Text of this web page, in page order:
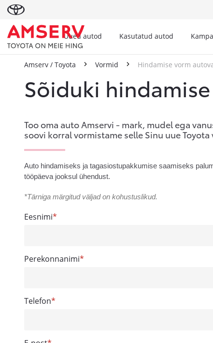
Uued autod Kasutatud autod
Amserv / Toyota Vormid Hindamise vorm
Sõiduki
Too oma auto Amservi - mark, mudel ega
soovi korral vormistame selle Sinu uue
Auto hindamiseks ja tagasiostupakkumise saamiseks
tööpäeva jooksul ühendust.
*Tärniga märgitud väljad on kohustuslikud.
Eesnimi
Perekonnanimi
Telefon